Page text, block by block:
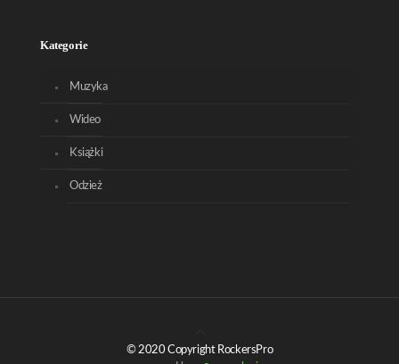
Kategorie
Muzyka
Wideo
Książki
Odzież
© 2020 Copyright RockersPro